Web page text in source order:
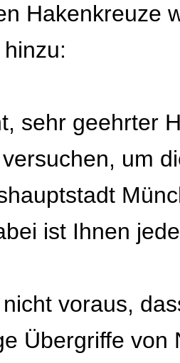
Hakenkreuze
sehr geehrter
um
ist Ihnen
voraus,
Übergriffe von